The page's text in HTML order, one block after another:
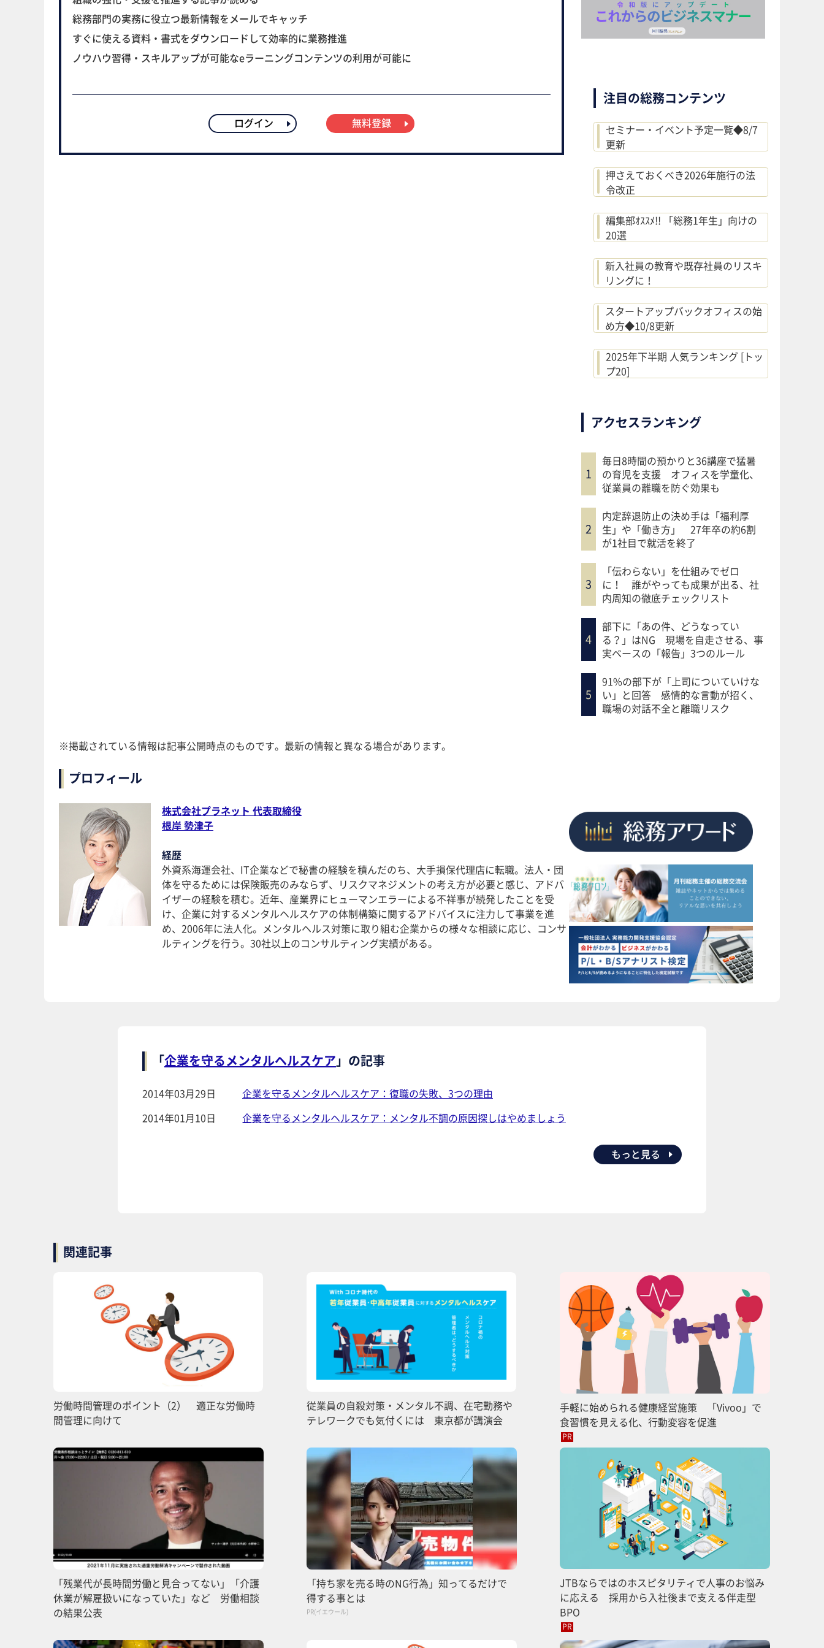
注目の総務コンテンツ
セミナー・イベント予定一覧◆8/7
更新
押さえておくべき2026年施行の法
令改正
編集部ｵｽｽﾒ!! 「総務1年生」向けの
20選
新入社員の教育や既存社員のリスキ
リングに！
スタートアップバックオフィスの始
め方◆10/8更新
2025年下半期 人気ランキング [トッ
プ20]
アクセスランキング
毎日8時間の預かりと36講座で猛暑
の育児を支援 オフィスを学童化、
従業員の離職を防ぐ効果も
内定辞退防止の決め手は「福利厚
生」や「働き方」 27年卒の約6割
が1社目で就活を終了
「伝わらない」を仕組みでゼロ
に！ 誰がやっても成果が出る、社
内周知の徹底チェックリスト
部下に「あの件、どうなってい
る？」はNG 現場を自走させる、事
実ベースの「報告」3つのルール
91%の部下が「上司についていけな
い」と回答 感情的な言動が招く、
職場の対話不全と離職リスク
総務部門の実務に役立つ最新情報をメールでキャッチ
すぐに使える資料・書式をダウンロードして効率的に業務推進
ノウハウ習得・スキルアップが可能なeラーニングコンテンツの利用が可能に
ログイン 無料登録
※掲載されている情報は記事公開時点のものです。最新の情報と異なる場合があります。
プロフィール
株式会社プラネット 代表取締役
根岸 勢津子
経歴
外資系海運会社、IT企業などで秘書の経験を積んだのち、大手損保代理店に転職。法人・団
体を守るためには保険販売のみならず、リスクマネジメントの考え方が必要と感じ、アドバ
イザーの経験を積む。近年、産業界にヒューマンエラーによる不祥事が続発したことを受
け、企業に対するメンタルヘルスケアの体制構築に関するアドバイスに注力して事業を進
め、2006年に法人化。メンタルヘルス対策に取り組む企業からの様々な相談に応じ、コンサ
ルティングを行う。30社以上のコンサルティング実績がある。
「企業を守るメンタルヘルスケア」の記事
2014年03月29日
企業を守るメンタルヘルスケア：復職の失敗、3つの理由
2014年01月10日
企業を守るメンタルヘルスケア：メンタル不調の原因探しはやめましょう
もっと見る
関連記事
労働時間管理のポイント（2） 適正な労働時
間管理に向けて
従業員の自殺対策・メンタル不調、在宅勤務や
テレワークでも気付くには 東京都が講演会
手軽に始められる健康経営施策 「Vivoo」で
食習慣を見える化、行動変容を促進
PR
「残業代が長時間労働と見合ってない」「介護
休業が解雇扱いになっていた」など 労働相談
の結果公表
「持ち家を売る時のNG行為」知ってるだけで
得する事とは
PR(イエウール)
JTBならではのホスピタリティで人事のお悩み
に応える 採用から入社後まで支える伴走型
BPO
PR